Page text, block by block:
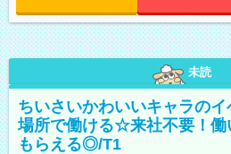
未読
ちいさいかわいいキャラの
場所で働ける☆来社不要！働
もらえる◎/T1